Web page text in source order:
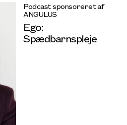
Podcast sponsoreret af
ANGULUS
Ego:
Spædbarnspleje